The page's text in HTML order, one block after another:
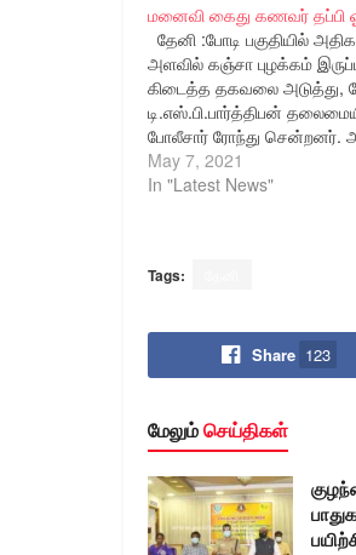
மனைவி கைது கணவர் தப்பி
தேனி :போடி பகுதியில்
அளவில் கஞ்சா புழக்கம்
கிடைத்த தகவலை அடுத்து,
டி.எஸ்.பி.பார்த்திபன்
போலீசார் ரோந்து சென்றனர்.
போடியில் பதுக்கி இருப்பதாக
தகவலை அடுத்து 1 கிலோ 100
இவரது மனைவி முருகேஸ்வரி
காவல் நிலையத்திற்கு
சென்ற போலீசார்…
May 7, 2021
In "Latest News"
Tags:
Share 123
மேலும்செய்திகள்